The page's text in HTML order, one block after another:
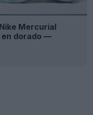
Mercurial
en dorado —